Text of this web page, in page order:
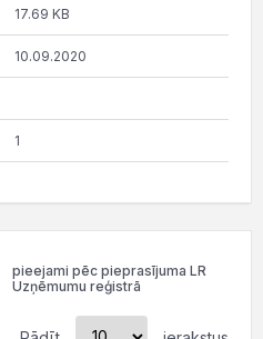
17.69 KB
10.09.2020
1
pieejami pēc pieprasījuma LR
Uzņēmumu reģistrā